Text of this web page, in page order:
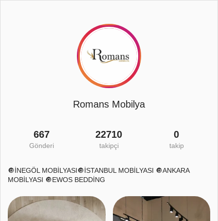
Romans Mobilya
667
Gönderi
22710
takipçi
0
takip
🔘İNEGÖL MOBİLYASI🔘İSTANBUL MOBİLYASI 🔘ANKARA
MOBİLYASI 🔘EWOS BEDDİNG